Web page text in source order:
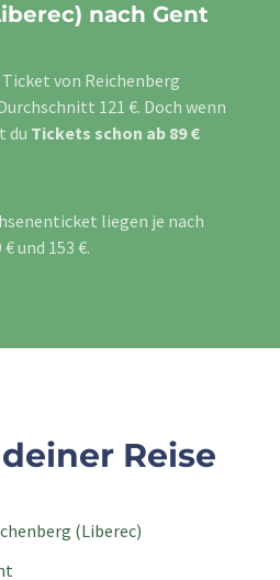
nach Gent
von Reichenberg
121 €. Doch wenn
du Tickets schon ab 89 €
liegen je nach
und 153 €.
Reise
(Liberec)